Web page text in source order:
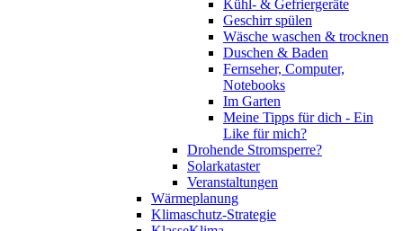
Kühl- & Gefriergeräte
Geschirr spülen
Wäsche waschen & trocknen
Duschen & Baden
Fernseher, Computer,
Notebooks
Im Garten
Meine Tipps für dich - Ein
Like für mich?
Drohende Stromsperre?
Solarkataster
Veranstaltungen
Wärmeplanung
Klimaschutz-Strategie